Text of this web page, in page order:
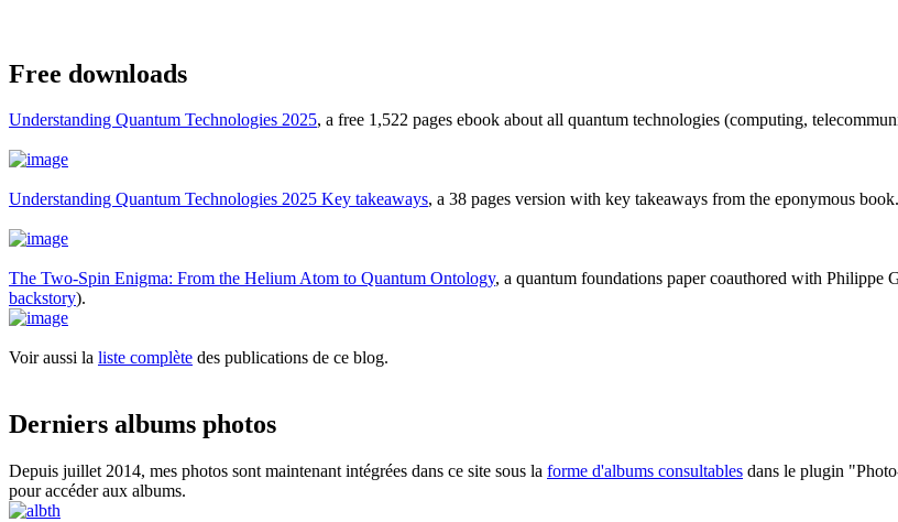
Free downloads
Understanding Quantum Technologies 2025, a free 1,522 pages ebook about all quantum technologies (computing,
Understanding Quantum Technologies 2025 Key takeaways, a 38 pages version with key takeaways from the eponymous book.
The Two-Spin Enigma: From the Helium Atom to Quantum Ontology, a quantum foundations paper coauthored with Philippe
backstory).
Voir aussi la liste complète des publications de ce blog.
Derniers albums photos
Depuis juillet 2014, mes photos sont maintenant intégrées dans ce site sous la forme d'albums consultables dans le plugin
pour accéder aux albums.